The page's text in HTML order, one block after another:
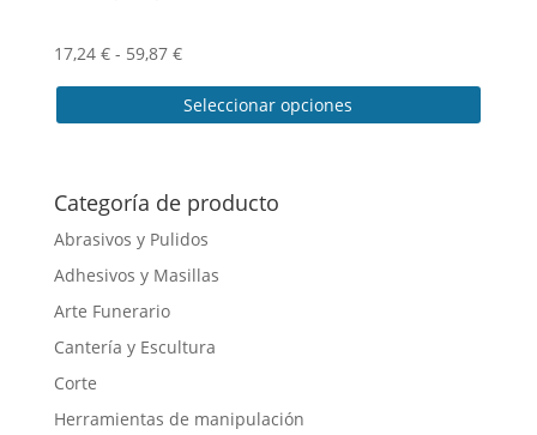
17,24 € - 59,87 €Rango
precios:
59,87 €
Seleccionar opciones
tiene
múltiples
variantes.
Las
opciones
pueden
elegir
en
Categoría de producto
Abrasivos y Pulidos
Adhesivos y Masillas
Arte Funerario
Cantería y Escultura
Corte
Herramientas de manipulación